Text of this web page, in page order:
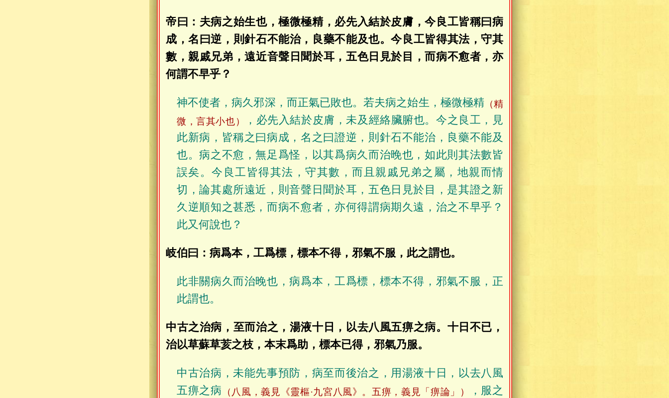
帝曰：夫病之始生也，極微極精，必先入結於皮膚，今良工皆稱曰病
成，名曰逆，則針石不能治，良藥不能及也。今良工皆得其法，守其
數，親戚兄弟，遠近音聲日聞於耳，五色日見於目，而病不愈者，亦
何謂不早乎？
神不使者，病久邪深，而正氣已敗也。若夫病之始生，極微極精（精
微，言其小也）
，必先入結於皮膚，未及經絡臟腑也。今之良工，見
此新病，皆稱之曰病成，名之曰證逆，則針石不能治，良藥不能及
也。病之不愈，無足爲怪，以其爲病久而治晚也，如此則其法數皆
誤矣。今良工皆得其法，守其數，而且親戚兄弟之屬，地親而情
切，論其處所遠近，則音聲日聞於耳，五色日見於目，是其證之新
久逆順知之甚悉，而病不愈者，亦何得謂病期久遠，治之不早乎？
此又何說也？
岐伯曰：病爲本，工爲標，標本不得，邪氣不服，此之謂也。
此非關病久而治晚也，病爲本，工爲標，標本不得，邪氣不服，正
此謂也。
中古之治病，至而治之，湯液十日，以去八風五痹之病。十日不已，
治以草蘇草荄之枝，本末爲助，標本已得，邪氣乃服。
中古治病，未能先事預防，病至而後治之，用湯液十日，以去八風
五痹之病 （八風，義見《靈樞·九宮八風》。五痹，義見「痹論」）
，服之